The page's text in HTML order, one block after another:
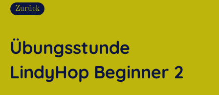
Zurück
Übungsstunde
LindyHop Beginner 2